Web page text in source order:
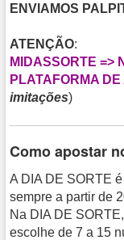
ENVIAMOS
ATENÇÃO:
MIDASSORTE =>
PLATAFORMA
imitações)
Como apostar
A DIA DE SORTE
sempre a partir de
Na DIA DE
escolhe de 7 a 15